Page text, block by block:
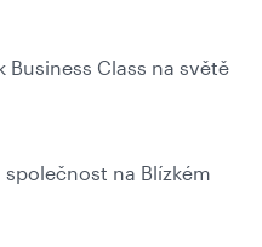
Business Class na světě
společnost na Blízkém